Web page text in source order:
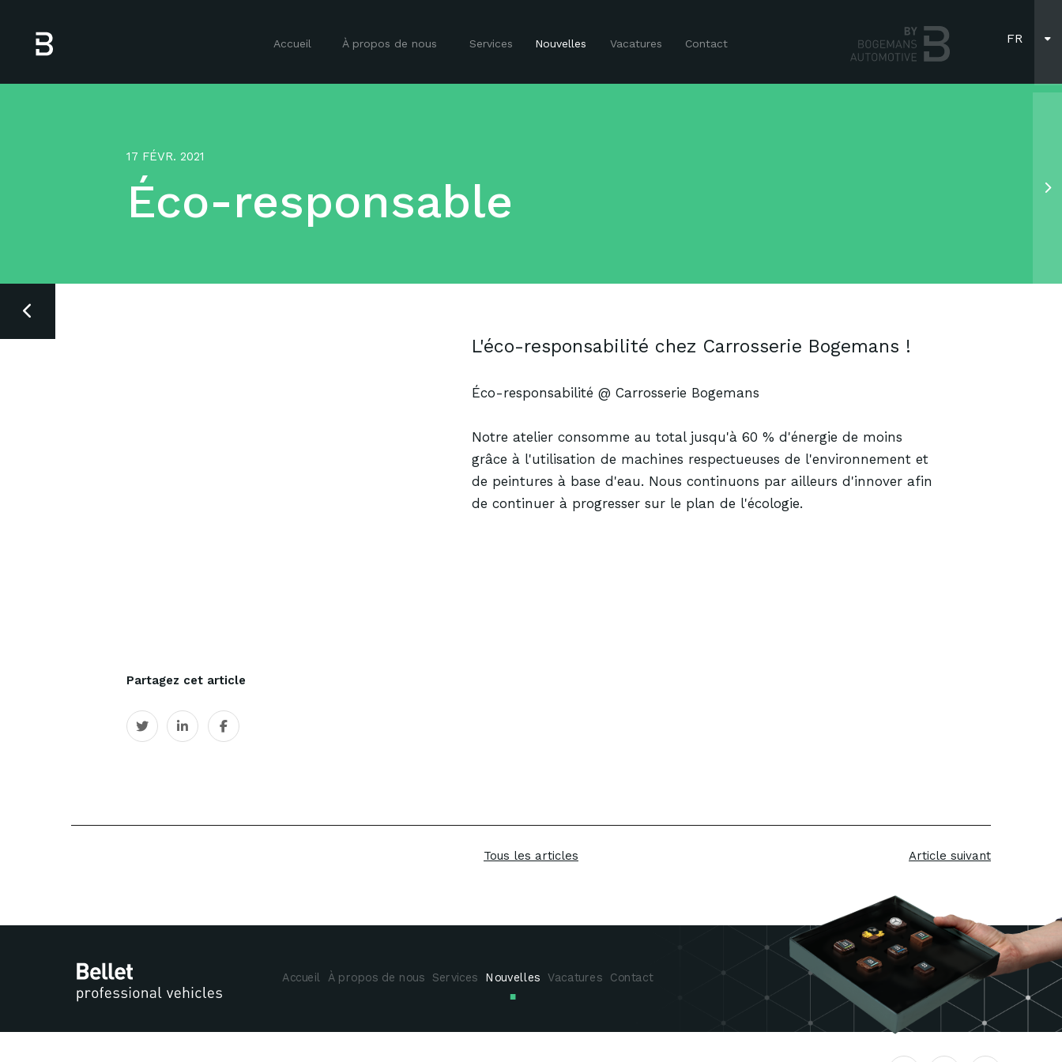
FR
Accueil À propos de nous Services Nouvelles Vacatures Contact
17 FÉVR. 2021
Éco-responsable
Partagez cet article
L'éco-responsabilité chez Carrosserie Bogemans !
Éco-responsabilité @ Carrosserie Bogemans
Notre atelier consomme au total jusqu'à 60 % d'énergie de moins
grâce à l'utilisation de machines respectueuses de l'environnement et
de peintures à base d'eau. Nous continuons par ailleurs d'innover afin
de continuer à progresser sur le plan de l'écologie.
Tous les articles Article suivant
Découvrez tous les services
Mercedes-Benz
Accueil À propos de nous Services Nouvelles Vacatures Contact